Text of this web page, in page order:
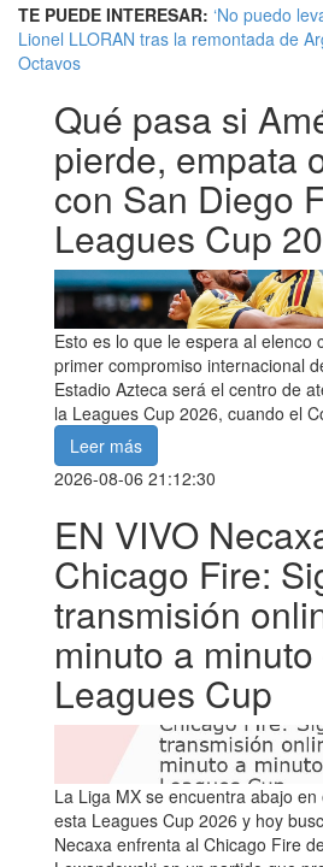
TE PUEDE INTERESAR: ‘No puedo
Lionel LLORAN tras la remontada de
Octavos
Qué pasa si
pierde, empata
con San Diego
Leagues Cup
Esto es lo que le espera al elenco
primer compromiso internacional
Estadio Azteca será el centro de
la Leagues Cup 2026, cuando el
Leer más
2026-08-06 21:12:30
EN VIVO
Chicago Fire:
transmisión
minuto a
Leagues Cup
La Liga MX se encuentra abajo
esta Leagues Cup 2026 y hoy
Necaxa enfrenta al Chicago Fire